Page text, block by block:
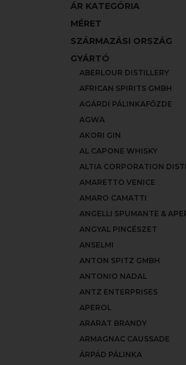
ÁR KATEGÓRIA
MÉRET
SZÁRMAZÁSI ORSZÁG
GYÁRTÓ
ABERLOUR DISTILLERY
AFRICAN SPIRITS GMBH
AGÁRDI PÁLINKAFŐZDE
AGWA
AKORI GIN
AL CAPONE WHISKY
ALTIA CORPORATION
AMARETTO VENICE
AMARO CAMATTI
ANGELLI SPUMANTE &
ANGYAL PINCÉSZET
ANSELMI
ANTON SPITZ GMBH
ANTONIO NADAL
ANTZ ENTERPRISES
APEROL
ARARAT BRANDY
ARMAGNAC CAUSSADE
ÁRPÁD PÁLINKA